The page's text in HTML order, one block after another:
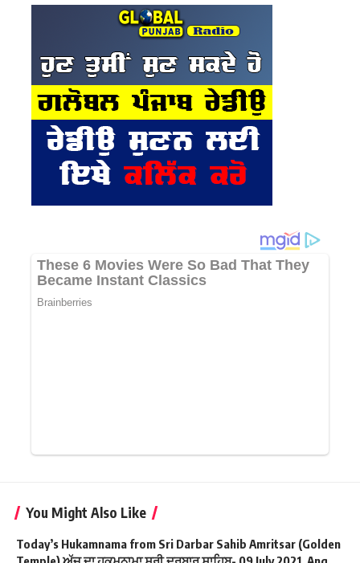
You Might Also Like
Today’s Hukamnama from Sri Darbar Sahib Amritsar (Golden